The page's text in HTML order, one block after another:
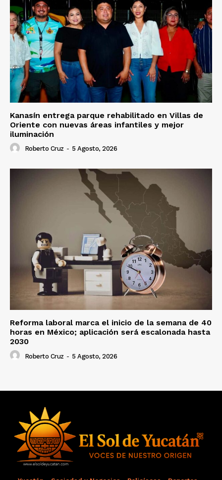
Kanasín entrega parque rehabilitado en Villas de
Oriente con nuevas áreas infantiles y mejor
iluminación
Roberto Cruz - 5 Agosto, 2026
Reforma laboral marca el inicio de la semana de 40
horas en México; aplicación será escalonada hasta
2030
Roberto Cruz - 5 Agosto, 2026